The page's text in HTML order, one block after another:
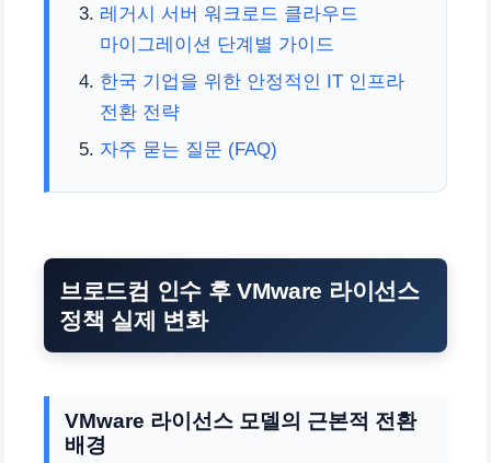
레거시 서버 워크로드 클라우드
마이그레이션 단계별 가이드
한국 기업을 위한 안정적인 IT 인프라
전환 전략
자주 묻는 질문 (FAQ)
브로드컴 인수 후 VMware 라이선스
정책 실제 변화
VMware 라이선스 모델의 근본적 전환
배경